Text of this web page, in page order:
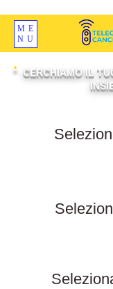
ME
NU
CERCHIAMO IL